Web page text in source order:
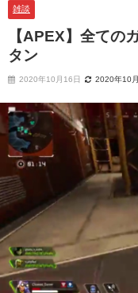
雑談
【APEX】全ての
タン
2020年10月16日 2020年10